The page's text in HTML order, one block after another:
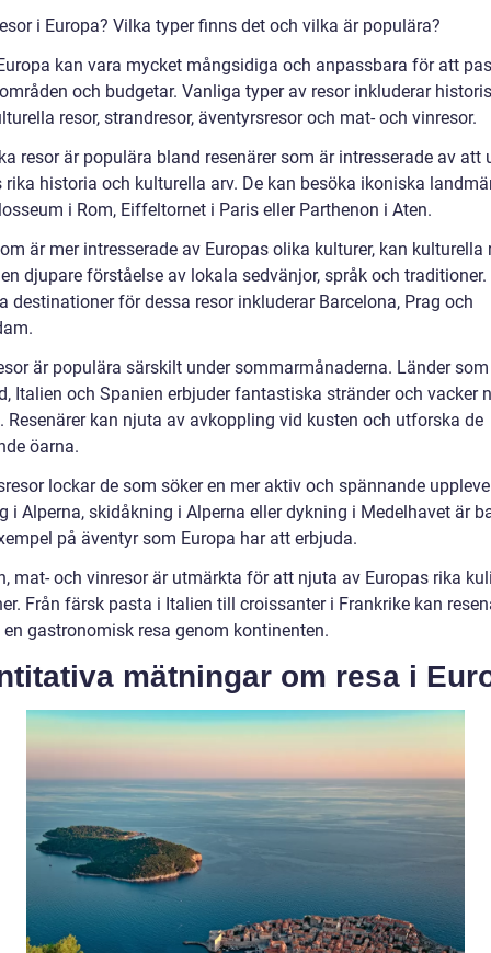
i Europa? Vilka typer finns det och vilka är populära?
kan vara mycket mångsidiga och anpassbara för att
och budgetar. Vanliga typer av resor inkluderar
resor, strandresor, äventyrsresor och mat- och vinresor.
resor är populära bland resenärer som är intresserade av att
rika historia och kulturella arv. De kan besöka ikoniska
i Rom, Eiffeltornet i Paris eller Parthenon i Aten.
är mer intresserade av Europas olika kulturer, kan kulturella
djupare förståelse av lokala sedvänjor, språk och traditioner.
destinationer för dessa resor inkluderar Barcelona, Prag och
är populära särskilt under sommarmånaderna. Länder som
Italien och Spanien erbjuder fantastiska stränder och vacker
Resenärer kan njuta av avkoppling vid kusten och utforska de
öarna.
lockar de som söker en mer aktiv och spännande
i Alperna, skidåkning i Alperna eller dykning i Medelhavet är
på äventyr som Europa har att erbjuda.
mat- och vinresor är utmärkta för att njuta av Europas rika
Från färsk pasta i Italien till croissanter i Frankrike kan
gastronomisk resa genom kontinenten.
mätningar om resa i